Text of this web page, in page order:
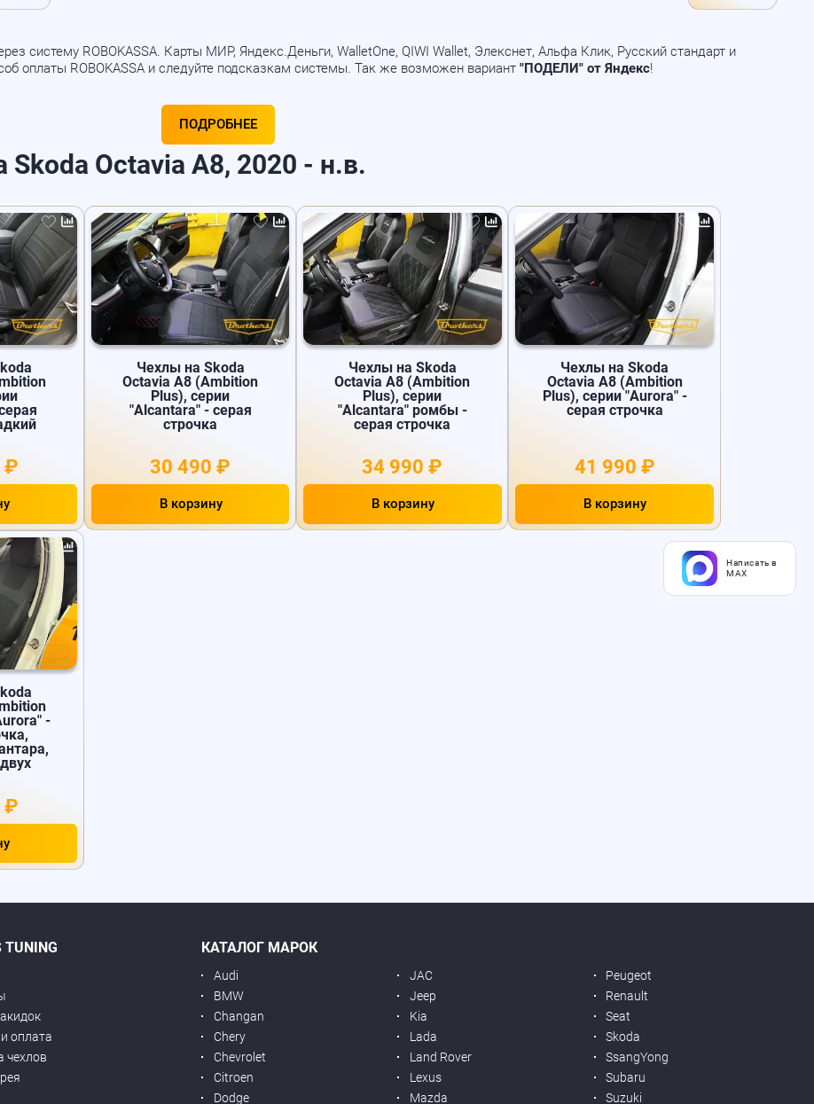
систему ROBOKASSA. Карты МИР, Яндекс.Деньги, WalletOne, QIWI Wallet, Элекснет, Альфа Клик, Русский стандарт и
оплаты ROBOKASSA и следуйте подсказкам системы. Так же возможен вариант"ПОДЕЛИ" от Яндекс!
ПОДРОБНЕЕ
Octavia A8, 2020 - н.в.
₽
Чехлы на Skoda
Octavia A8 (Ambition
Plus), серии
"Alcantara" - серая
строчка
30 490 ₽
В корзину
Чехлы на Skoda
Octavia A8 (Ambition
Plus), серии
"Alcantara" ромбы -
серая строчка
34 990 ₽
В корзину
Чехлы на Skoda
Octavia A8 (Ambition
Plus), серии "Aurora" -
серая строчка
41 990 ₽
В корзину
-
₽
TUNING
оплата
чехлов
КАТАЛОГ МАРОК
Audi
BMW
Changan
Chery
Chevrolet
Citroen
Dodge
JAC
Jeep
Kia
Lada
Land Rover
Lexus
Mazda
Peugeot
Renault
Seat
Skoda
SsangYong
Subaru
Suzuki
Написать в
MAX